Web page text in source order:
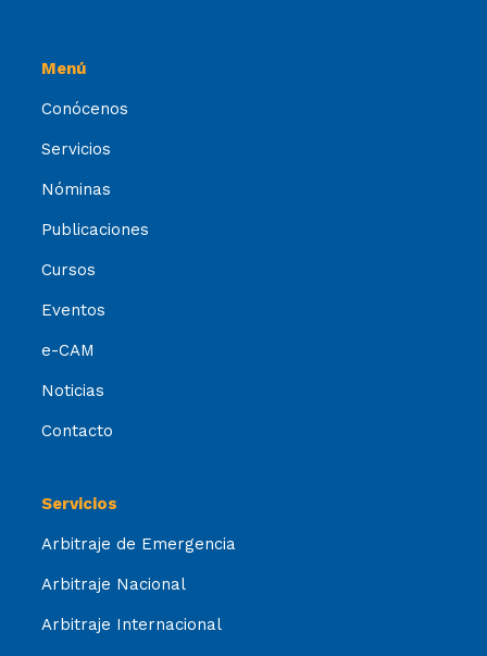
Menú
Conócenos
Servicios
Nóminas
Publicaciones
Cursos
Eventos
e-CAM
Noticias
Contacto
Servicios
Arbitraje de Emergencia
Arbitraje Nacional
Arbitraje Internacional